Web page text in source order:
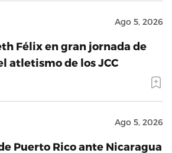
Ago 5, 2026
Félix en gran jornada de
atletismo de los JCC
Ago 5, 2026
Puerto Rico ante Nicaragua